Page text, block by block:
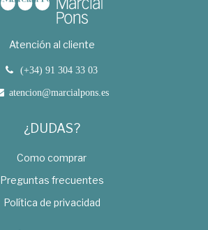
Atención al cliente
(+34) 91 304 33 03
atencion@marcialpons.es
¿DUDAS?
Como comprar
Preguntas frecuentes
Política de privacidad